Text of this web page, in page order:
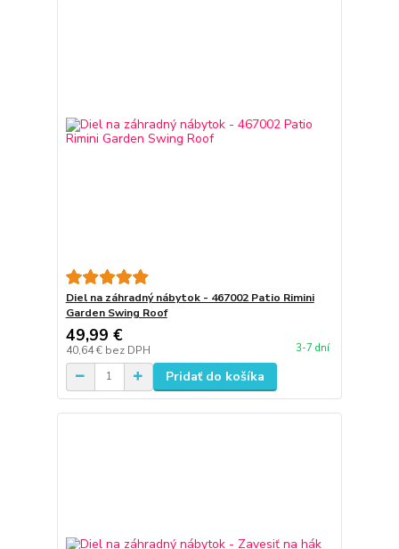
Diel na záhradný nábytok - 467002 Patio Rimini
Garden Swing Roof
49,99 €
40,64 € bez DPH 3-7 dní
Pridať do košíka